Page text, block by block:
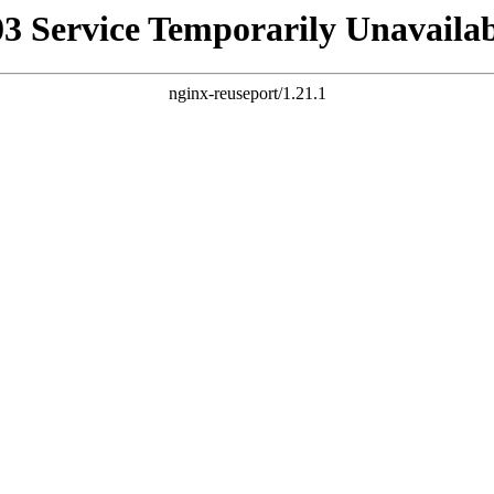
Service Temporarily
nginx-reuseport/1.21.1